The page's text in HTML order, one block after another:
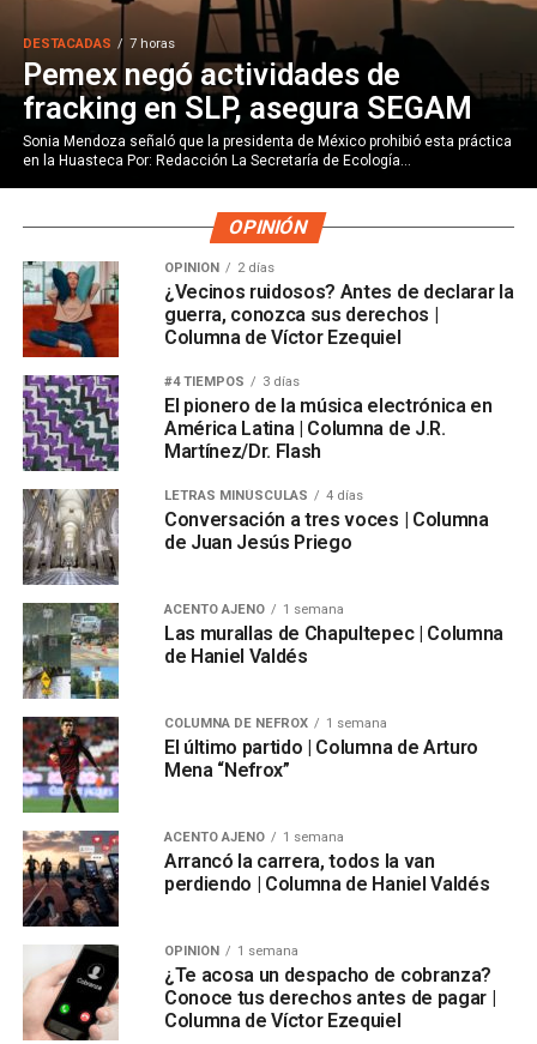
DESTACADAS 7 horas
Pemex negó actividades de
fracking en SLP, asegura SEGAM
Sonia Mendoza señaló que la presidenta de México prohibió esta práctica
en la Huasteca Por: Redacción La Secretaría de Ecología...
OPINIÓN
OPINIÓN 2 días
¿Vecinos ruidosos? Antes de declarar la
guerra, conozca sus derechos |
Columna de Víctor Ezequiel
#4 TIEMPOS 3 días
El pionero de la música electrónica en
América Latina | Columna de J.R.
Martínez/Dr. Flash
LETRAS MINÚSCULAS 4 días
Conversación a tres voces | Columna
de Juan Jesús Priego
ACENTO AJENO 1 semana
Las murallas de Chapultepec | Columna
de Haniel Valdés
COLUMNA DE NEFROX 1 semana
El último partido | Columna de Arturo
Mena “Nefrox”
ACENTO AJENO 1 semana
Arrancó la carrera, todos la van
perdiendo | Columna de Haniel Valdés
OPINIÓN 1 semana
¿Te acosa un despacho de cobranza?
Conoce tus derechos antes de pagar |
Columna de Víctor Ezequiel